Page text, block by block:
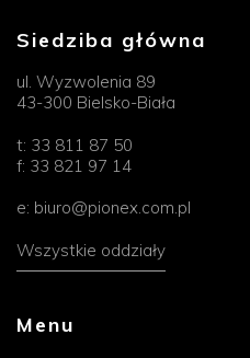
Siedziba główna
ul. Wyzwolenia 89
43-300 Bielsko-Biała
t: 33 811 87 50
f: 33 821 97 14
e: biuro@pionex.com.pl
Wszystkie oddziały
Menu